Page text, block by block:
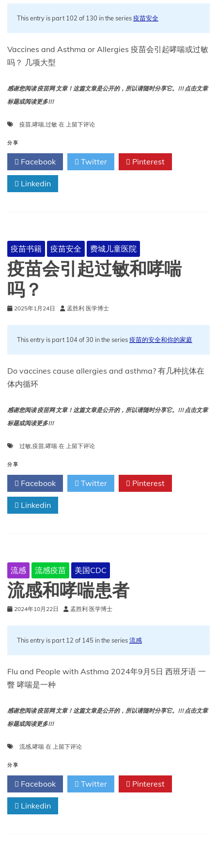
This entry is part 102 of 130 in the series疫苗安全
Vaccines and Asthma or Allergies 疫苗会引起哮喘或过敏
吗？ 几项大型
感谢您阅读 疫苗网 文章！这篇文章是公开的，所以请随时分享它。!!! 点击文章
标题或阅读更多!!!
疫苗,哮喘,过敏 在 疫
哮
或
上留下评论
分享
Facebook Twitter Pinterest
Linkedin
疫苗书籍 疫苗安全 费城儿童医院
疫苗会引起过敏和哮喘
吗？
2025年1月24日 孟胜利 医学博士
This entry is part 104 of 30 in the series疫苗的安全和你的家庭
Do vaccines cause allergies and asthma? 有几种抗体在
体内循环
感谢您阅读 疫苗网 文章！这篇文章是公开的，所以请随时分享它。!!! 点击文章
标题或阅读更多!!!
过敏,疫苗,哮喘 在 疫
引
过
上留下评论
分享
Facebook Twitter Pinterest
Linkedin
流感 流感疫苗 美国CDC
流感和哮喘患者
2024年10月22日 孟胜利 医学博士
This entry is part 12 of 145 in the series流感
Flu and People with Asthma 2024年9月5日 西班牙语 一
瞥 哮喘是一种
感谢您阅读 疫苗网 文章！这篇文章是公开的，所以请随时分享它。!!! 点击文章
标题或阅读更多!!!
流感,哮喘 在 流
哮
喘
患
上留下评论
分享
Facebook Twitter Pinterest
Linkedin